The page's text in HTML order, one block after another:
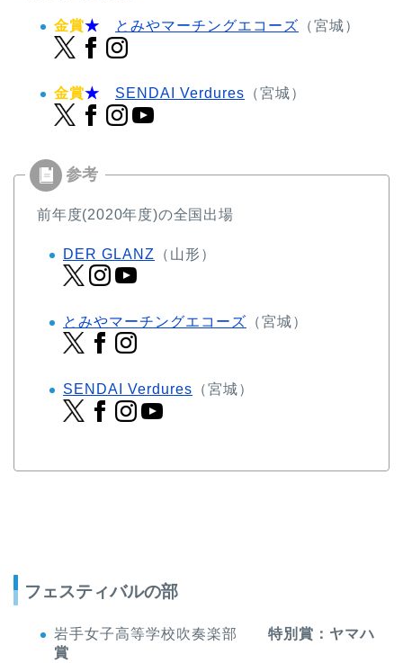
金賞★ とみやマーチングエコーズ （宮城）
金賞★ SENDAI Verdures （宮城）
前年度(2020年度)の全国出場
DER GLANZ （山形）
とみやマーチングエコーズ （宮城）
SENDAI Verdures （宮城）
フェスティバルの部
岩手女子高等学校吹奏楽部 特別賞：ヤマハ
賞